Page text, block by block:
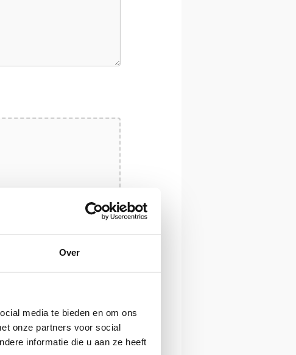
Over
media te bieden en om ons
onze partners voor social
informatie die u aan ze heeft